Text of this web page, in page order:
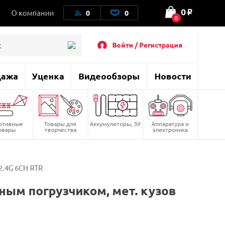
О компании 0 0 0
0 o
Войти / Регистрация
Уценка Видеообзоры Новости
Товары для
творчества
Аккумуляторы, ЗУ Аппаратура и
электроника
6CH RTR
погрузчиком, мет. кузов